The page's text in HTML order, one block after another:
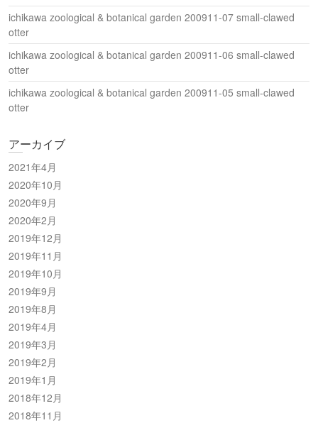
ichikawa zoological & botanical garden 200911-07 small-clawed
otter
ichikawa zoological & botanical garden 200911-06 small-clawed
otter
ichikawa zoological & botanical garden 200911-05 small-clawed
otter
アーカイブ
2021年4月
2020年10月
2020年9月
2020年2月
2019年12月
2019年11月
2019年10月
2019年9月
2019年8月
2019年4月
2019年3月
2019年2月
2019年1月
2018年12月
2018年11月